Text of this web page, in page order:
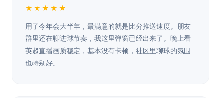
★★★★★
用了今年会大半年，最满意的就是比分推送速度。朋友
群里还在聊进球节奏，我这里弹窗已经出来了。晚上看
英超直播画质稳定，基本没有卡顿，社区里聊球的氛围
也特别好。